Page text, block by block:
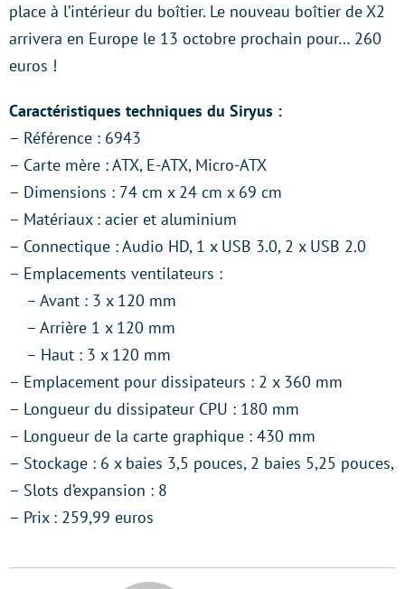
place à l’intérieur du boîtier. Le nouveau boîtier de X2
arrivera en Europe le 13 octobre prochain pour… 260
euros !
Caractéristiques techniques du Siryus :
– Référence : 6943
– Carte mère : ATX, E-ATX, Micro-ATX
– Dimensions : 74 cm x 24 cm x 69 cm
– Matériaux : acier et aluminium
– Connectique : Audio HD, 1 x USB 3.0, 2 x USB 2.0
– Emplacements ventilateurs :
– Avant : 3 x 120 mm
– Arrière 1 x 120 mm
– Haut : 3 x 120 mm
– Emplacement pour dissipateurs : 2 x 360 mm
– Longueur du dissipateur CPU : 180 mm
– Longueur de la carte graphique : 430 mm
– Stockage : 6 x baies 3,5 pouces, 2 baies 5,25 pouces,
– Slots d’expansion : 8
– Prix : 259,99 euros